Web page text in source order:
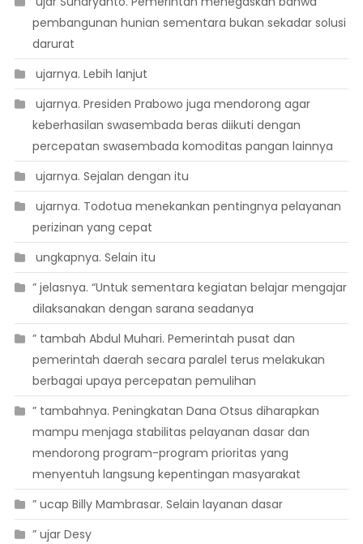
pembangunan hunian sementara bukan sekadar solusi
darurat
 ujarnya. Lebih lanjut
 ujarnya. Presiden Prabowo juga mendorong agar
keberhasilan swasembada beras diikuti dengan
percepatan swasembada komoditas pangan lainnya
 ujarnya. Sejalan dengan itu
 ujarnya. Todotua menekankan pentingnya pelayanan
perizinan yang cepat
 ungkapnya. Selain itu
” jelasnya. “Untuk sementara kegiatan belajar mengajar
dilaksanakan dengan sarana seadanya
” tambah Abdul Muhari. Pemerintah pusat dan
pemerintah daerah secara paralel terus melakukan
berbagai upaya percepatan pemulihan
” tambahnya. Peningkatan Dana Otsus diharapkan
mampu menjaga stabilitas pelayanan dasar dan
mendorong program-program prioritas yang
menyentuh langsung kepentingan masyarakat
” ucap Billy Mambrasar. Selain layanan dasar
” ujar Desy